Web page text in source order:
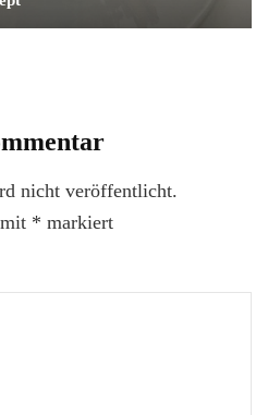
nicht veröffentlicht.
* markiert